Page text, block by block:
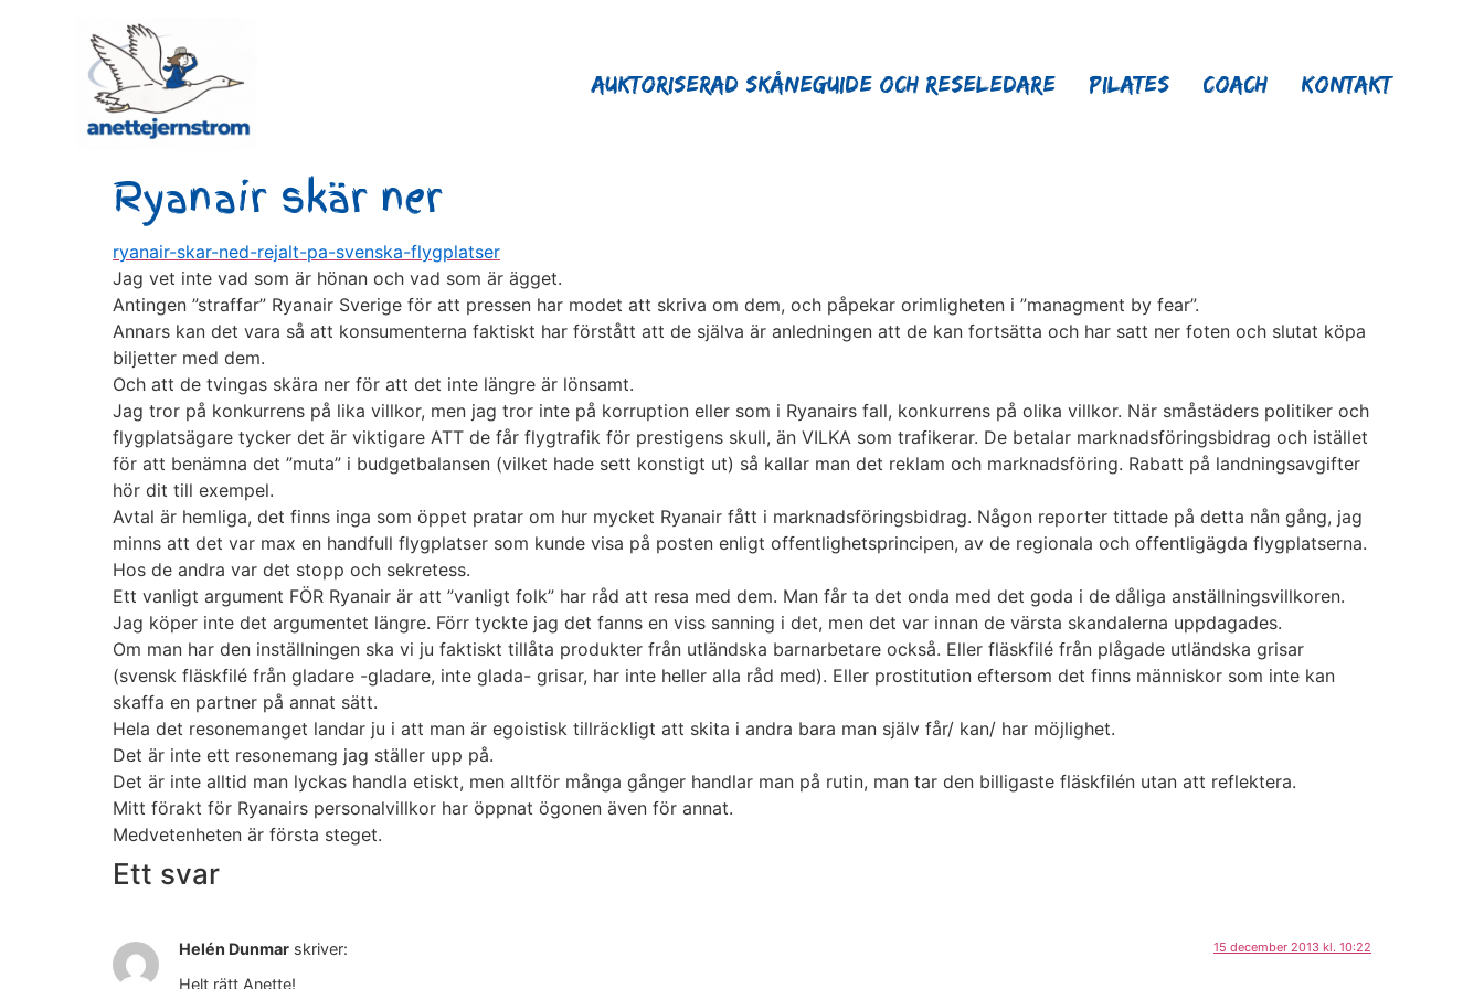
Auktoriserad Skåneguide och Reseledare Pilates Coach Kontakt
Ryanair skär ner
ryanair-skar-ned-rejalt-pa-svenska-flygplatser
Jag vet inte vad som är hönan och vad som är ägget.
Antingen ”straffar” Ryanair Sverige för att pressen har modet att skriva om dem, och påpekar orimligheten i ”managment by fear”.
Annars kan det vara så att konsumenterna faktiskt har förstått att de själva är anledningen att de kan fortsätta och har satt ner foten och slutat köpa
biljetter med dem.
Och att de tvingas skära ner för att det inte längre är lönsamt.
Jag tror på konkurrens på lika villkor, men jag tror inte på korruption eller som i Ryanairs fall, konkurrens på olika villkor. När småstäders politiker och
flygplatsägare tycker det är viktigare ATT de får flygtrafik för prestigens skull, än VILKA som trafikerar. De betalar marknadsföringsbidrag och istället
för att benämna det ”muta” i budgetbalansen (vilket hade sett konstigt ut) så kallar man det reklam och marknadsföring. Rabatt på landningsavgifter
hör dit till exempel.
Avtal är hemliga, det finns inga som öppet pratar om hur mycket Ryanair fått i marknadsföringsbidrag. Någon reporter tittade på detta nån gång, jag
minns att det var max en handfull flygplatser som kunde visa på posten enligt offentlighetsprincipen, av de regionala och offentligägda flygplatserna.
Hos de andra var det stopp och sekretess.
Ett vanligt argument FÖR Ryanair är att ”vanligt folk” har råd att resa med dem. Man får ta det onda med det goda i de dåliga anställningsvillkoren.
Jag köper inte det argumentet längre. Förr tyckte jag det fanns en viss sanning i det, men det var innan de värsta skandalerna uppdagades.
Om man har den inställningen ska vi ju faktiskt tillåta produkter från utländska barnarbetare också. Eller fläskfilé från plågade utländska grisar
(svensk fläskfilé från gladare -gladare, inte glada- grisar, har inte heller alla råd med). Eller prostitution eftersom det finns människor som inte kan
skaffa en partner på annat sätt.
Hela det resonemanget landar ju i att man är egoistisk tillräckligt att skita i andra bara man själv får/ kan/ har möjlighet.
Det är inte ett resonemang jag ställer upp på.
Det är inte alltid man lyckas handla etiskt, men alltför många gånger handlar man på rutin, man tar den billigaste fläskfilén utan att reflektera.
Mitt förakt för Ryanairs personalvillkor har öppnat ögonen även för annat.
Medvetenheten är första steget.
Ett svar
Helén Dunmar skriver: 15 december 2013 kl. 10:22
Helt rätt Anette!